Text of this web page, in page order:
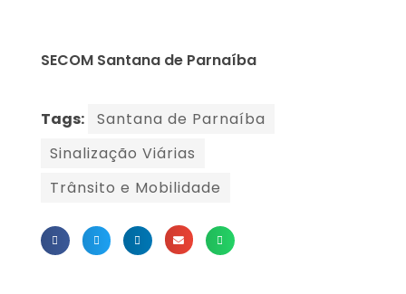
SECOM Santana de Parnaíba
Tags:
Santana de Parnaíba
Sinalização Viárias
Trânsito e Mobilidade